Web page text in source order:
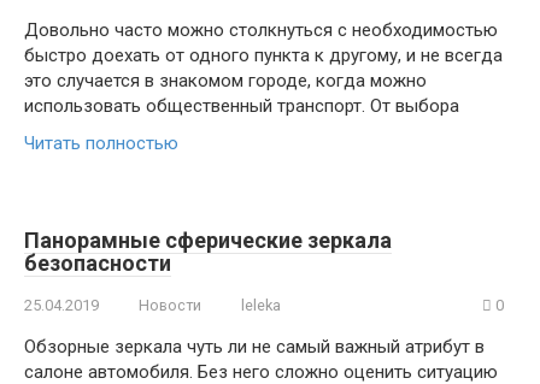
Довольно часто можно столкнуться с необходимостью
быстро доехать от одного пункта к другому, и не всегда
это случается в знакомом городе, когда можно
использовать общественный транспорт. От выбора
Читать полностью
Панорамные сферические зеркала
безопасности
25.04.2019 Новости leleka 0
Обзорные зеркала чуть ли не самый важный атрибут в
салоне автомобиля. Без него сложно оценить ситуацию